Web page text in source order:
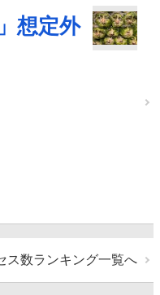
想定外
ス数ランキング一覧へ